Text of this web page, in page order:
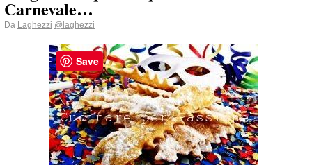
Carnevale…
Da Laghezzi @laghezzi
Save